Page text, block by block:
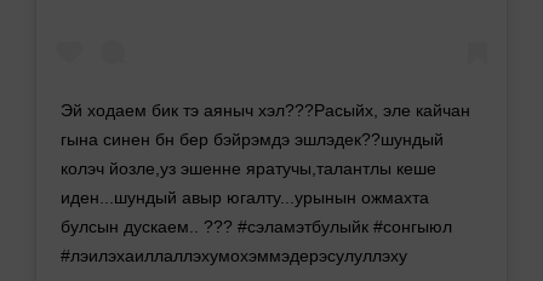
Эй ходаем бик тэ аяныч хэл???Расыйх, эле кайчан
гына синен бн бер бэйрэмдэ эшлэдек??шундый
колэч йозле,уз эшенне яратучы,талантлы кеше
иден...шундый авыр югалту...урынын ожмахта
булсын дускаем.. ??? #сэламэтбулыйк #сонгыюл
#лэилэхаиллаллэхумохэммэдерэсулуллэху